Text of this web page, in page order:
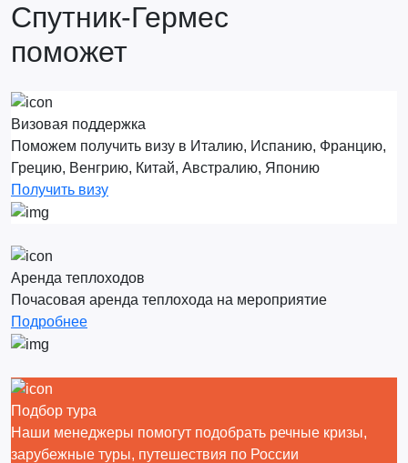
Спутник-Гермес
поможет
Визовая поддержка
Поможем получить визу в Италию, Испанию, Францию,
Грецию, Венгрию, Китай, Австралию, Японию
Получить визу
Аренда теплоходов
Почасовая аренда теплохода на мероприятие
Подробнее
Подбор тура
Наши менеджеры помогут подобрать речные кризы,
зарубежные туры, путешествия по России